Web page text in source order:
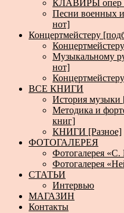
КЛАВИРЫ опер
Песни военных
нот]
Концертмейстеру
Музыкальному
нот]
ВСЕ КНИГИ
История музыки
Методика и
книг]
КНИГИ [Разное]
ФОТОГАЛЕРЕЯ
Фотогалерея
Фотогалерея
СТАТЬИ
Интервью
МАГАЗИН
Контакты